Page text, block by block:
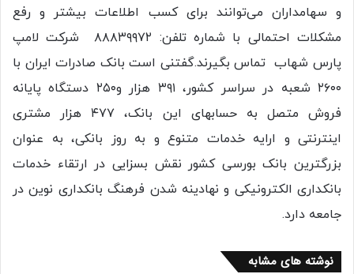
و سهامداران می‌توانند برای کسب اطلاعات بیشتر و رفع
مشکلات احتمالی با شماره تلفن: ٨٨٨٣٩٩٧٢ شركت لامپ
پارس شهاب تماس بگیرند.گفتنی است بانک صادرات ایران با
٢٦٠٠ شعبه در سراسر کشور، ٣٩١ هزار و٢٥٠ دستگاه پایانه
فروش متصل به حسابهای این بانک، ٤٧٧ هزار مشتری
اینترنتی و ارایه خدمات متنوع و به روز بانکی، به عنوان
بزرگترین بانک بورسی کشور نقش بسزایی در ارتقاء خدمات
بانکداری الکترونیکی و نهادینه شدن فرهنگ بانکداری نوین در
جامعه دارد.
نوشته های مشابه